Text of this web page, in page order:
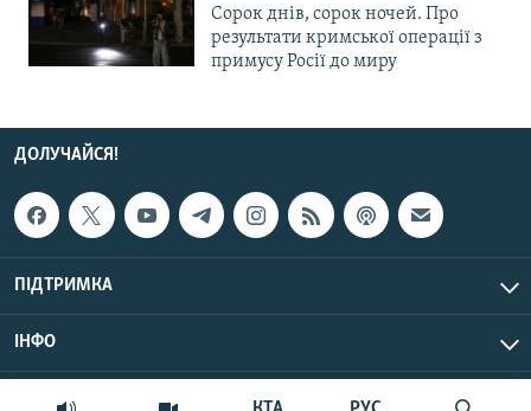
Сорок днів, сорок ночей. Про
результати кримської операції з
примусу Росії до миру
ДОЛУЧАЙСЯ!
ПІДТРИМКА
ІНФО
© Крим.Реалії, 2026 | Усі права застережено.